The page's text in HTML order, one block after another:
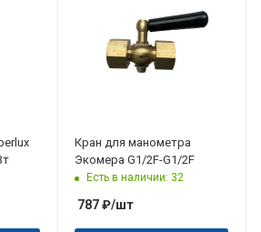
Кран для манометра
Экомера G1/2F-G1/2F
Есть в наличии: 32
787₽/шт